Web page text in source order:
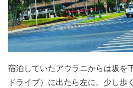
宿泊していたアウラニからは坂を
ドライブ）に出たら左に。少し歩